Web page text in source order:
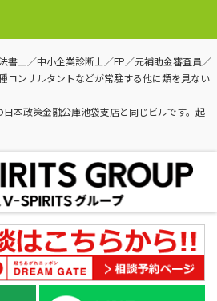
書士／中小企業診断士／FP／元補助金審査員／
コンサルタントなどが常駐する他に類を見ない
本政策金融公庫池袋支店と同じビルです。起